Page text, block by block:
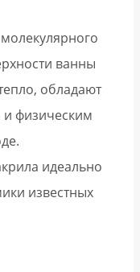
ванны
обладают
и физическим
идеально
известных